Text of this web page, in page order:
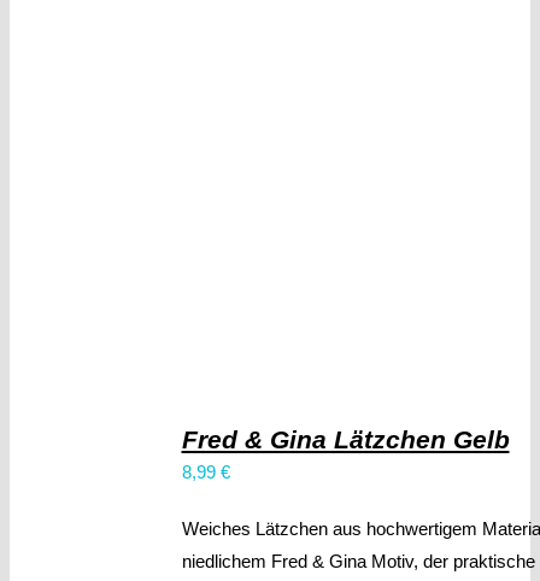
Fred & Gina Lätzchen Gelb
8,99 €
Weiches Lätzchen aus hochwertigem
niedlichem Fred & Gina Motiv, der praktische